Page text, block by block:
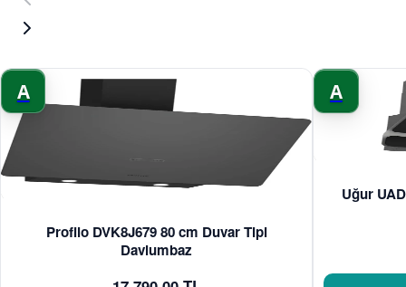
A
Profilo DVK8J679 80 cm Duvar Tipi
Davlumbaz
A
Uğur